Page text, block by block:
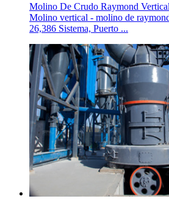
Molino De Crudo Raymond
Molino vertical - molino de
26,386 Sistema, Puerto ...